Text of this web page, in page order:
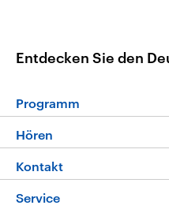
Entdecken Sie den
Programm
Programm
Die Nachrichten
Nachrichtenleicht
Hören
Livestream
Kontakt
Hörerservice
Service